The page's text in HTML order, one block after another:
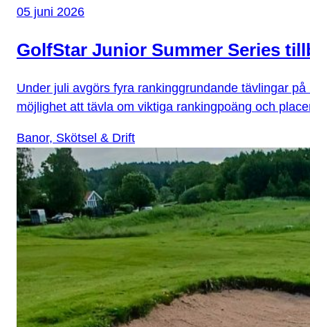
05 juni 2026
GolfStar Junior Summer Series
Under juli avgörs fyra rankinggrundande tävlingar
möjlighet att tävla om viktiga rankingpoäng och
Banor, Skötsel & Drift